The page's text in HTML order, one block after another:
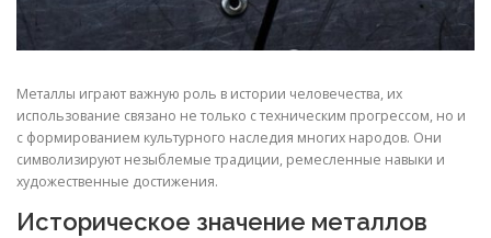
Металлы играют важную роль в истории человечества, их
использование связано не только с техническим прогрессом, но и
с формированием культурного наследия многих народов. Они
символизируют незыблемые традиции, ремесленные навыки и
художественные достижения.
Историческое значение металлов